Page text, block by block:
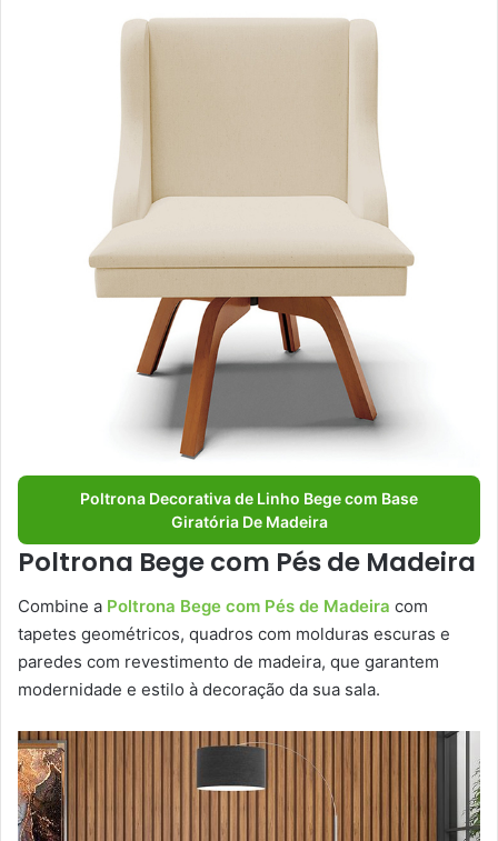
Poltrona Decorativa de Linho Bege com Base
Giratória De Madeira
Poltrona Bege com Pés de Madeira
Combine a Poltrona Bege com Pés de Madeira com
tapetes geométricos, quadros com molduras escuras e
paredes com revestimento de madeira, que garantem
modernidade e estilo à decoração da sua sala.